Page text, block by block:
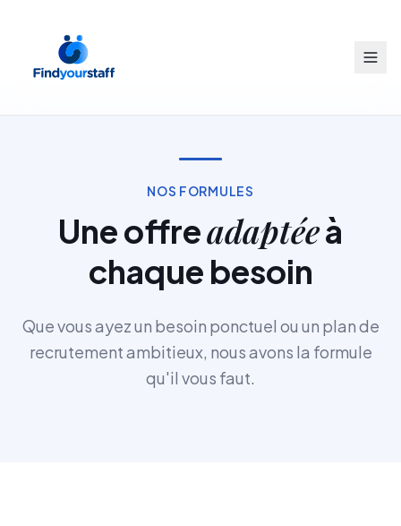
NOS FORMULES
Une offreadaptéeà
chaque besoin
Que vous ayez un besoin ponctuel ou un plan de
recrutement ambitieux, nous avons la formule
qu'il vous faut.